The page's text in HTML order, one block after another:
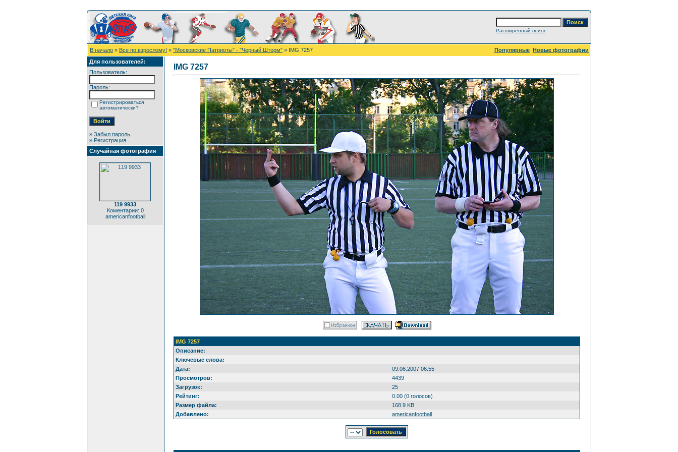
Расширенный поиск
В начало » Все по взрослому! » "Московские Патриоты" - "Черный Шторм" » IMG 7257 Популярные Новые фотографии
Для пользователей:
Пользователь:
Пароль:
Регистрироваться
автоматически?
» Забыл пароль
» Регистрация
Случайная фотография
119 9933
Коментарии: 0
americanfootball
IMG 7257
IMG 7257
Описание:
Ключевые слова:
Дата:
09.06.2007 06:55
Просмотров:
4439
Загрузок:
25
Рейтинг:
0.00 (0 голосов)
Размер файла:
168.9 KB
Добавлено:
americanfootball